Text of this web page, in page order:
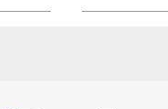
ROSTRO